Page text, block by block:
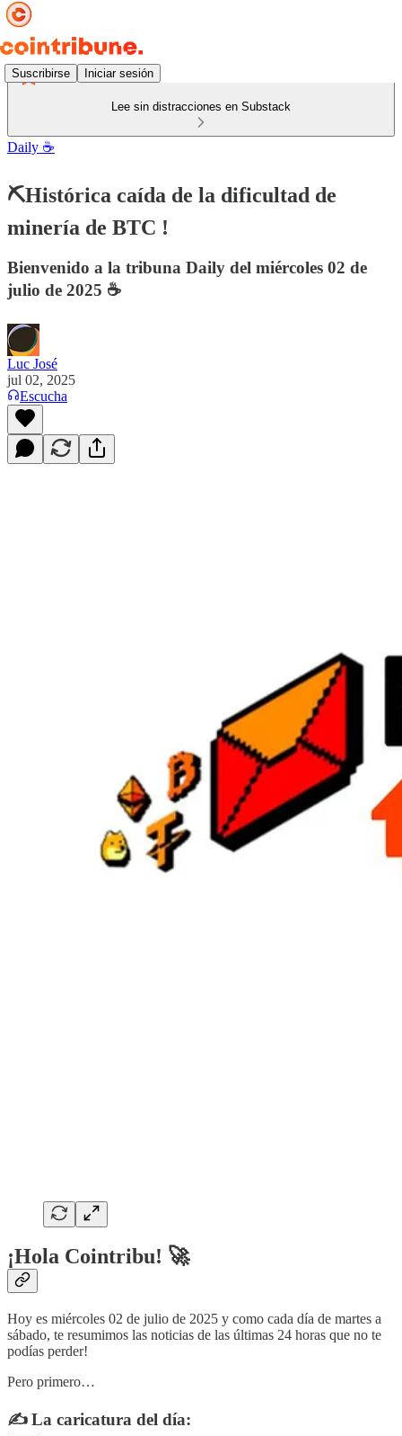
Suscribirse Iniciar sesión
Lee sin distracciones en Substack
Daily ☕️
⛏️Histórica caída de la dificultad de
minería de BTC !
Bienvenido a la tribuna Daily del miércoles 02 de
julio de 2025 ☕️
Luc José
jul 02, 2025
Escucha
¡Hola Cointribu! 🚀
Hoy es miércoles 02 de julio de 2025 y como cada día de martes a
sábado, te resumimos las noticias de las últimas 24 horas que no te
podías perder!
Pero primero…
✍️ La caricatura del día: